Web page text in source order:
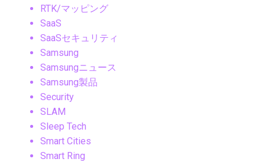
RTK/マッピング
SaaS
SaaSセキュリティ
Samsung
Samsungニュース
Samsung製品
Security
SLAM
Sleep Tech
Smart Cities
Smart Ring